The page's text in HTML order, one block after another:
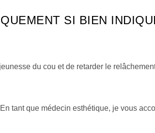
SI BIEN
du cou et de retarder le
tant que médecin esthétique, je vous